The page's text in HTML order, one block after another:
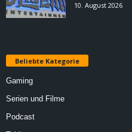
10. August 2026
Beliebte Kategorie
Gaming
Serien und Filme
Podcast